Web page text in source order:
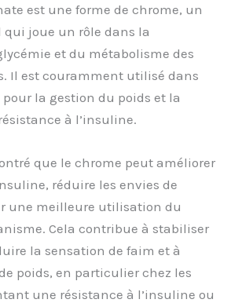
est une forme de chrome, un
joue un rôle dans la
et du métabolisme des
Il est couramment utilisé dans
la gestion du poids et la
à l’insuline.
que le chrome peut améliorer
réduire les envies de
une meilleure utilisation du
Cela contribue à stabiliser
la sensation de faim et à
poids, en particulier chez les
une résistance à l’insuline ou